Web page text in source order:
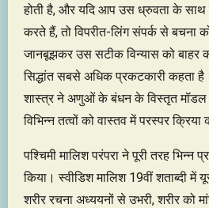
होती है, और यदि आप उस ध्रुवता के साथ
करते हैं, तो विपरीत-लिंग संपर्क से बचना
जानबूझकर उस सटीक विन्यास को बाहर
सिद्धांत सबसे अधिक प्रकटकारी कहता
शास्त्र ने अणुओं के बंधन के विस्तृत मॉडल
विभिन्न तत्वों को वास्तव में परस्पर
पश्चिमी मालिश परंपरा ने पूरी तरह भिन्न
किया। स्वीडिश मालिश 19वीं शताब्दी में
शरीर रचना अध्ययनों से उभरी, शरीर को